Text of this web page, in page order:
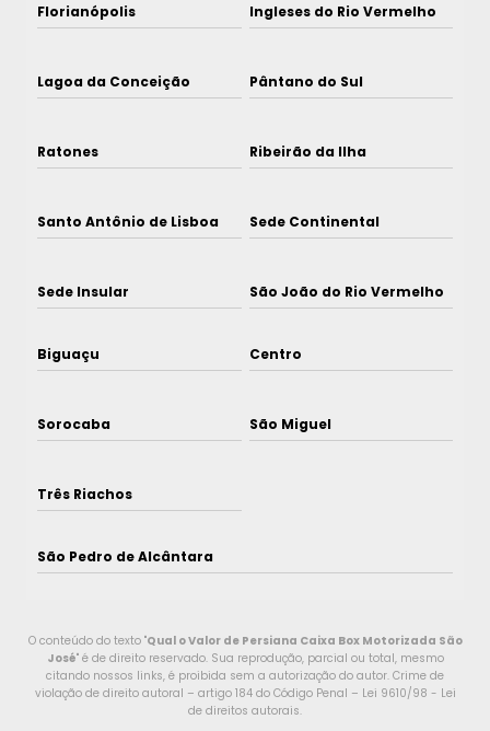
Florianópolis Ingleses do Rio Vermelho
Lagoa da Conceição Pântano do Sul
Ratones Ribeirão da Ilha
Santo Antônio de Lisboa Sede Continental
Sede Insular São João do Rio Vermelho
Biguaçu Centro
Sorocaba São Miguel
Três Riachos
São Pedro de Alcântara
O conteúdo do texto "Qual o Valor de Persiana Caixa Box Motorizada São
José" é de direito reservado. Sua reprodução, parcial ou total, mesmo
citando nossos links, é proibida sem a autorização do autor. Crime de
violação de direito autoral – artigo 184 do Código Penal – Lei 9610/98 - Lei
de direitos autorais.